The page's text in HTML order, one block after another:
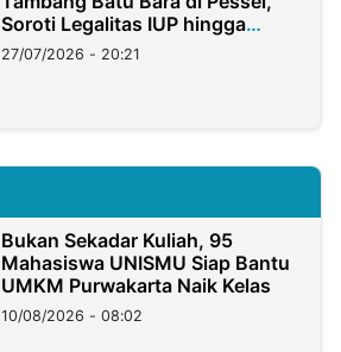
Soroti Legalitas IUP hingga
Stockpile
27/07/2026 - 20:21
Bukan Sekadar Kuliah, 95
Mahasiswa UNISMU Siap Bantu
UMKM Purwakarta Naik Kelas
10/08/2026 - 08:02